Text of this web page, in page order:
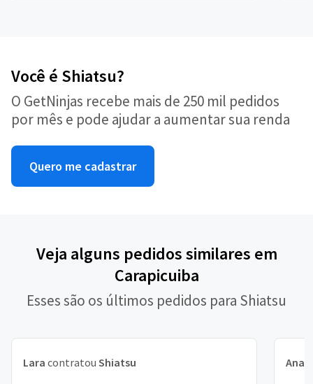
Você é Shiatsu?
O GetNinjas recebe mais de 250 mil pedidos
por mês e pode ajudar a aumentar sua renda
Quero me cadastrar
Veja alguns pedidos similares em
Carapicuiba
Esses são os últimos pedidos para Shiatsu
Lara contratou Shiatsu Ana